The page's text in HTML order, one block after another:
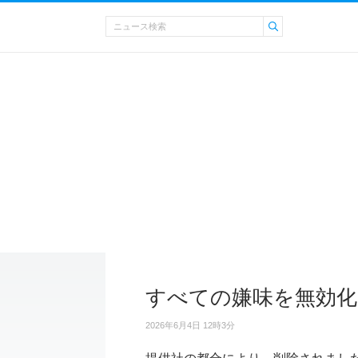
すべての嫌味を無効
2026年6月4日 12時3分